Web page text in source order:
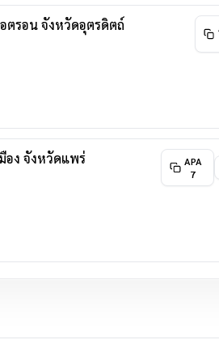
ตรอน จังหวัดอุตรดิตถ์
อง จังหวัดแพร่
APA
7